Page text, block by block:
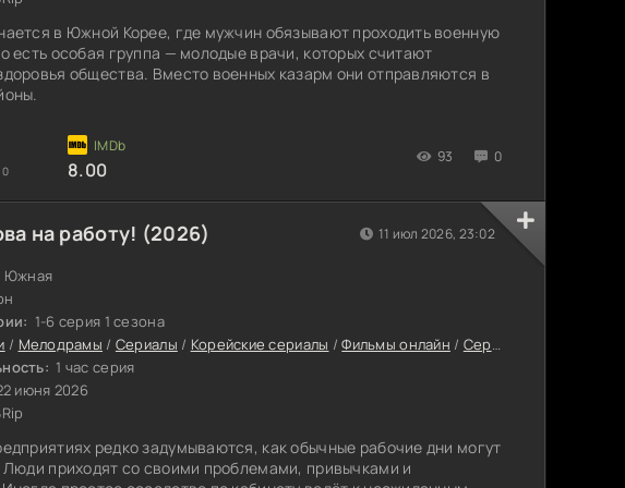
в Южной Корее, где мужчин обязывают проходить военную
есть особая группа — молодые врачи, которых считают
общества. Вместо военных казарм они отправляются в
0 8.00
93 0
на работу! (2026)
Южная
1-6 серия 1 сезона
/ Мелодрамы / Сериалы / Корейские сериалы /Фильмы онлайн / Сериалы с высоким рейтингом
1 час серия
июня 2026
редко задумываются, как обычные рабочие дни могут
Люди приходят со своими проблемами, привычками и
11 июл 2026, 23:02